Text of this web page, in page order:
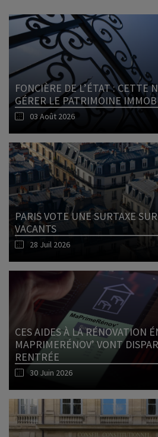
FONCIÈRE DE L’ÉTAT : CETTE
GÉRER LE PATRIMOINE
03 Août 2026
PARIS VOTE UNE SURTAXE
VACANTS
28 Juil 2026
CES AIDES À LA RÉNOVATION
MAPRIMERÉNOV’ VONT
RENTRÉE
30 Juin 2026